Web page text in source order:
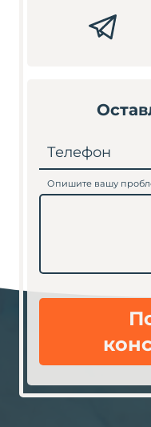
Телефон
Опишите вашу